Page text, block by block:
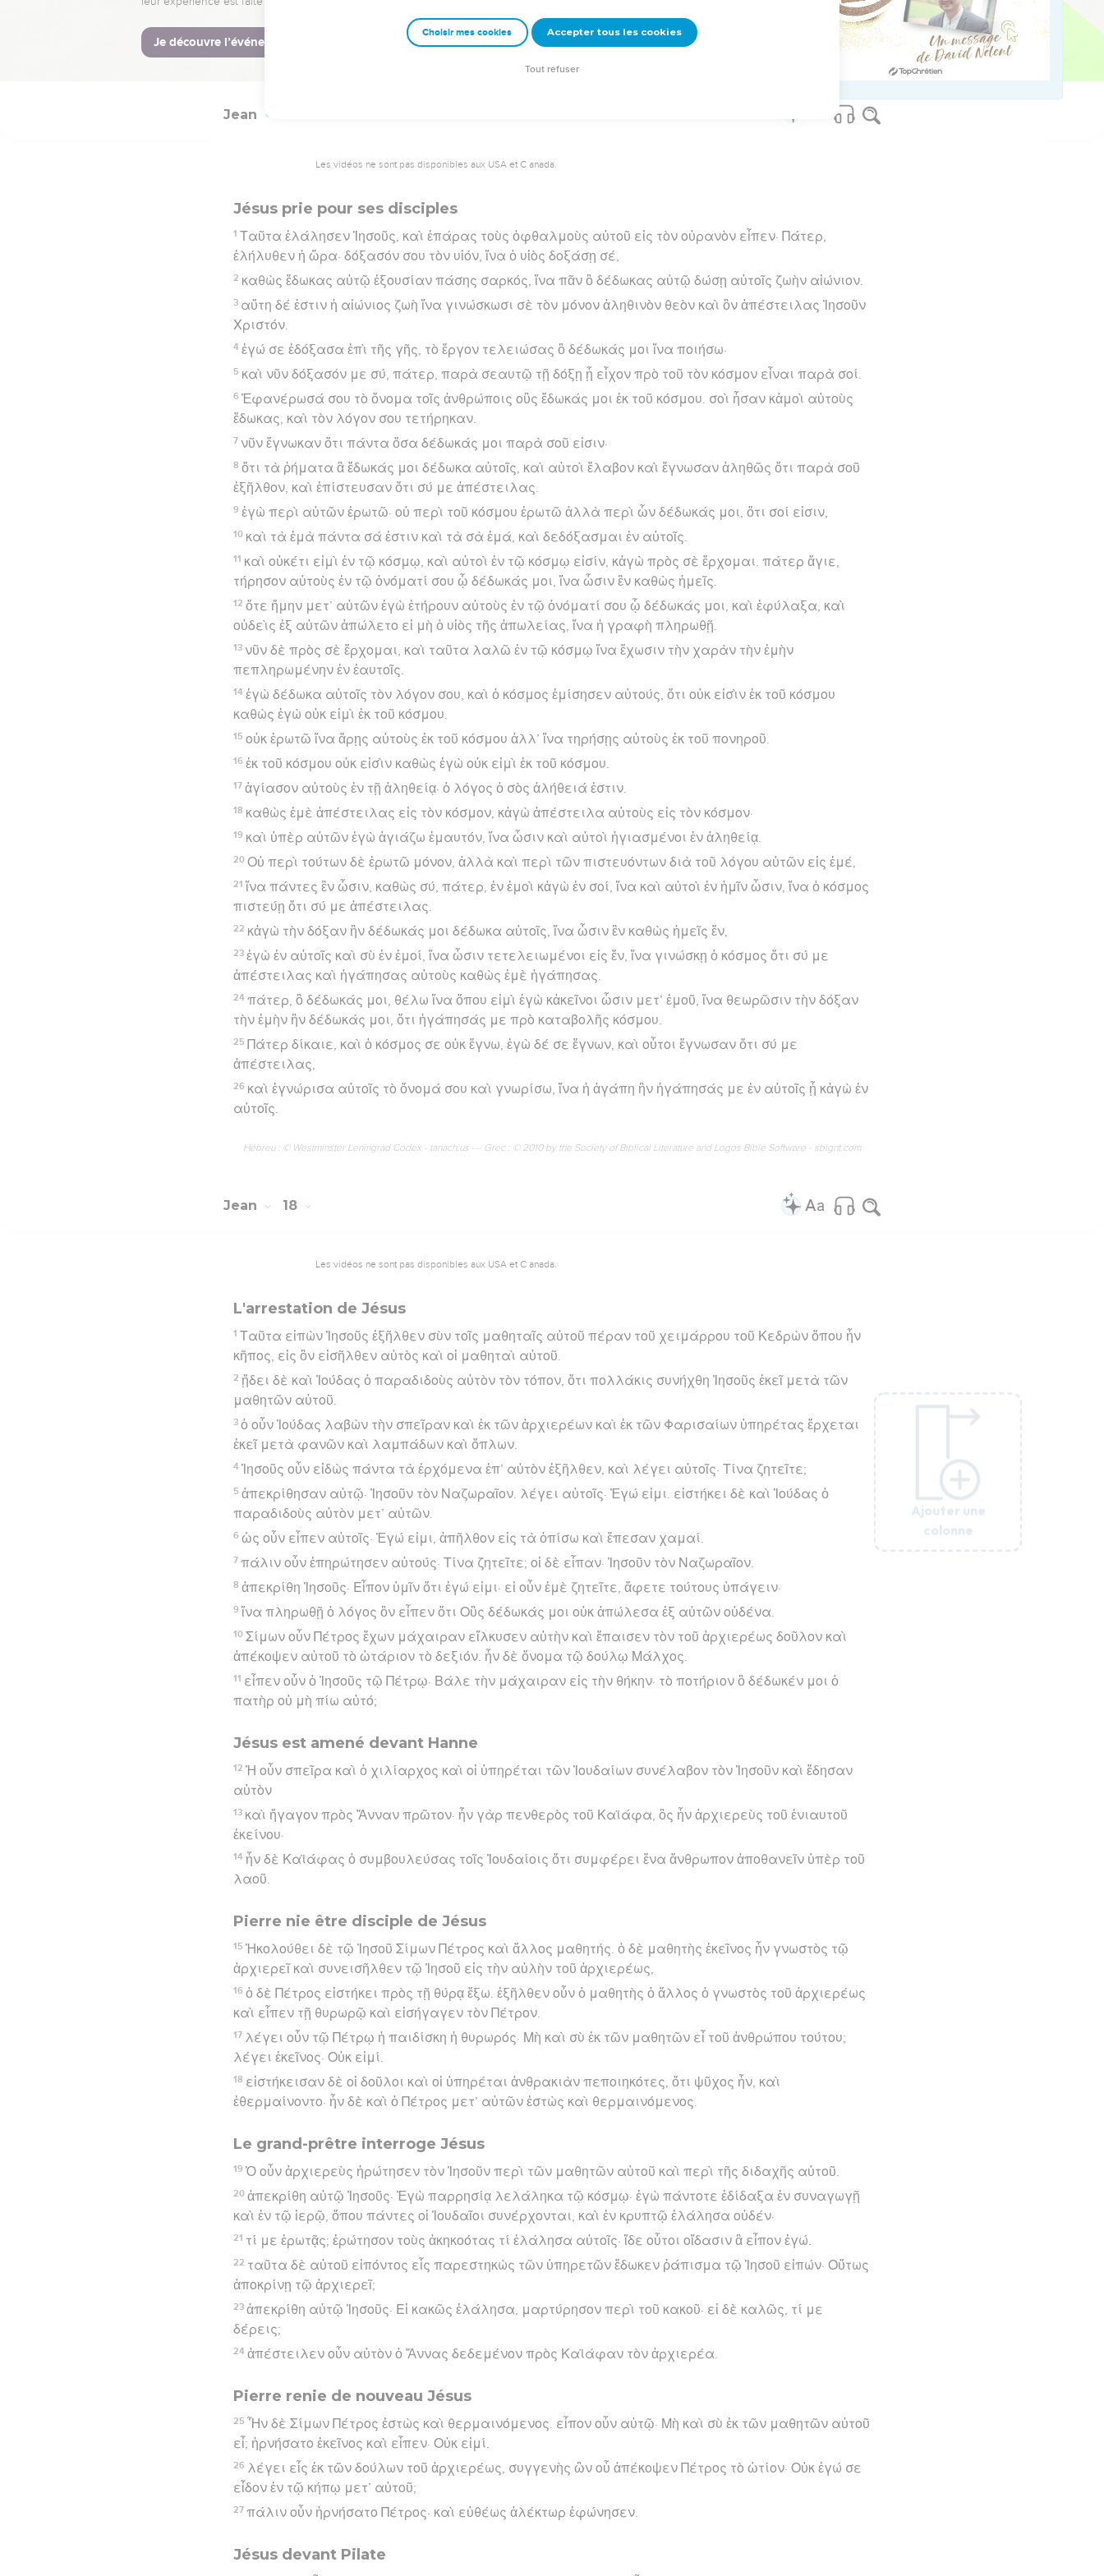
νενίκηκα τὸν κόσμον.
Hébreu : © Westminster Leningrad Codex - tanach.us --- Grec : © 2010 by the Society of Biblical Literature and Logos Bible Software - sblgnt.com
Ajouter une
colonne
Jean
Les vidéos ne sont pas disponibles aux USA et C anada.
Jésus prie pour ses disciples
1 Ταῦτα ἐλάλησεν Ἰησοῦς, καὶ ἐπάρας τοὺς ὀφθαλμοὺς αὐτοῦ εἰς τὸν οὐρανὸν εἶπεν· Πάτερ,
ἐλήλυθεν ἡ ὥρα· δόξασόν σου τὸν υἱόν, ἵνα ὁ υἱὸς δοξάσῃ σέ,
2 καθὼς ἔδωκας αὐτῷ ἐξουσίαν πάσης σαρκός, ἵνα πᾶν ὃ δέδωκας αὐτῷ δώσῃ αὐτοῖς ζωὴν αἰώνιον.
3 αὕτη δέ ἐστιν ἡ αἰώνιος ζωὴ ἵνα γινώσκωσι σὲ τὸν μόνον ἀληθινὸν θεὸν καὶ ὃν ἀπέστειλας Ἰησοῦν
Χριστόν.
4 ἐγώ σε ἐδόξασα ἐπὶ τῆς γῆς, τὸ ἔργον τελειώσας ὃ δέδωκάς μοι ἵνα ποιήσω·
5 καὶ νῦν δόξασόν με σύ, πάτερ, παρὰ σεαυτῷ τῇ δόξῃ ᾗ εἶχον πρὸ τοῦ τὸν κόσμον εἶναι παρὰ σοί.
6 Ἐφανέρωσά σου τὸ ὄνομα τοῖς ἀνθρώποις οὓς ἔδωκάς μοι ἐκ τοῦ κόσμου. σοὶ ἦσαν κἀμοὶ αὐτοὺς
ἔδωκας, καὶ τὸν λόγον σου τετήρηκαν.
7 νῦν ἔγνωκαν ὅτι πάντα ὅσα δέδωκάς μοι παρὰ σοῦ εἰσιν·
8 ὅτι τὰ ῥήματα ἃ ἔδωκάς μοι δέδωκα αὐτοῖς, καὶ αὐτοὶ ἔλαβον καὶ ἔγνωσαν ἀληθῶς ὅτι παρὰ σοῦ
ἐξῆλθον, καὶ ἐπίστευσαν ὅτι σύ με ἀπέστειλας.
9 ἐγὼ περὶ αὐτῶν ἐρωτῶ· οὐ περὶ τοῦ κόσμου ἐρωτῶ ἀλλὰ περὶ ὧν δέδωκάς μοι, ὅτι σοί εἰσιν,
10 καὶ τὰ ἐμὰ πάντα σά ἐστιν καὶ τὰ σὰ ἐμά, καὶ δεδόξασμαι ἐν αὐτοῖς.
11 καὶ οὐκέτι εἰμὶ ἐν τῷ κόσμῳ, καὶ αὐτοὶ ἐν τῷ κόσμῳ εἰσίν, κἀγὼ πρὸς σὲ ἔρχομαι. πάτερ ἅγιε,
τήρησον αὐτοὺς ἐν τῷ ὀνόματί σου ᾧ δέδωκάς μοι, ἵνα ὦσιν ἓν καθὼς ἡμεῖς.
12 ὅτε ἤμην μετ’ αὐτῶν ἐγὼ ἐτήρουν αὐτοὺς ἐν τῷ ὀνόματί σου ᾧ δέδωκάς μοι, καὶ ἐφύλαξα, καὶ
οὐδεὶς ἐξ αὐτῶν ἀπώλετο εἰ μὴ ὁ υἱὸς τῆς ἀπωλείας, ἵνα ἡ γραφὴ πληρωθῇ.
13 νῦν δὲ πρὸς σὲ ἔρχομαι, καὶ ταῦτα λαλῶ ἐν τῷ κόσμῳ ἵνα ἔχωσιν τὴν χαρὰν τὴν ἐμὴν
πεπληρωμένην ἐν ἑαυτοῖς.
14 ἐγὼ δέδωκα αὐτοῖς τὸν λόγον σου, καὶ ὁ κόσμος ἐμίσησεν αὐτούς, ὅτι οὐκ εἰσὶν ἐκ τοῦ κόσμου
καθὼς ἐγὼ οὐκ εἰμὶ ἐκ τοῦ κόσμου.
15 οὐκ ἐρωτῶ ἵνα ἄρῃς αὐτοὺς ἐκ τοῦ κόσμου ἀλλ’ ἵνα τηρήσῃς αὐτοὺς ἐκ τοῦ πονηροῦ.
16 ἐκ τοῦ κόσμου οὐκ εἰσὶν καθὼς ἐγὼ οὐκ εἰμὶ ἐκ τοῦ κόσμου.
17 ἁγίασον αὐτοὺς ἐν τῇ ἀληθείᾳ· ὁ λόγος ὁ σὸς ἀλήθειά ἐστιν.
18 καθὼς ἐμὲ ἀπέστειλας εἰς τὸν κόσμον, κἀγὼ ἀπέστειλα αὐτοὺς εἰς τὸν κόσμον·
19 καὶ ὑπὲρ αὐτῶν ἐγὼ ἁγιάζω ἐμαυτόν, ἵνα ὦσιν καὶ αὐτοὶ ἡγιασμένοι ἐν ἀληθείᾳ.
20 Οὐ περὶ τούτων δὲ ἐρωτῶ μόνον, ἀλλὰ καὶ περὶ τῶν πιστευόντων διὰ τοῦ λόγου αὐτῶν εἰς ἐμέ,
21 ἵνα πάντες ἓν ὦσιν, καθὼς σύ, πάτερ, ἐν ἐμοὶ κἀγὼ ἐν σοί, ἵνα καὶ αὐτοὶ ἐν ἡμῖν ὦσιν, ἵνα ὁ κόσμος
πιστεύῃ ὅτι σύ με ἀπέστειλας.
22 κἀγὼ τὴν δόξαν ἣν δέδωκάς μοι δέδωκα αὐτοῖς, ἵνα ὦσιν ἓν καθὼς ἡμεῖς ἕν,
23 ἐγὼ ἐν αὐτοῖς καὶ σὺ ἐν ἐμοί, ἵνα ὦσιν τετελειωμένοι εἰς ἕν, ἵνα γινώσκῃ ὁ κόσμος ὅτι σύ με
ἀπέστειλας καὶ ἠγάπησας αὐτοὺς καθὼς ἐμὲ ἠγάπησας.
24 πάτερ, ὃ δέδωκάς μοι, θέλω ἵνα ὅπου εἰμὶ ἐγὼ κἀκεῖνοι ὦσιν μετ’ ἐμοῦ, ἵνα θεωρῶσιν τὴν δόξαν
τὴν ἐμὴν ἣν δέδωκάς μοι, ὅτι ἠγάπησάς με πρὸ καταβολῆς κόσμου.
25 Πάτερ δίκαιε, καὶ ὁ κόσμος σε οὐκ ἔγνω, ἐγὼ δέ σε ἔγνων, καὶ οὗτοι ἔγνωσαν ὅτι σύ με
ἀπέστειλας,
26 καὶ ἐγνώρισα αὐτοῖς τὸ ὄνομά σου καὶ γνωρίσω, ἵνα ἡ ἀγάπη ἣν ἠγάπησάς με ἐν αὐτοῖς ᾖ κἀγὼ ἐν
αὐτοῖς.
Hébreu : © Westminster Leningrad Codex - tanach.us --- Grec : © 2010 by the Society of Biblical Literature and Logos Bible Software - sblgnt.com
Ajouter une
colonne
Jean 18
Les vidéos ne sont pas disponibles aux USA et C anada.
L'arrestation de Jésus
1 Ταῦτα εἰπὼν Ἰησοῦς ἐξῆλθεν σὺν τοῖς μαθηταῖς αὐτοῦ πέραν τοῦ χειμάρρου τοῦ Κεδρὼν ὅπου ἦν
κῆπος, εἰς ὃν εἰσῆλθεν αὐτὸς καὶ οἱ μαθηταὶ αὐτοῦ.
2 ᾔδει δὲ καὶ Ἰούδας ὁ παραδιδοὺς αὐτὸν τὸν τόπον, ὅτι πολλάκις συνήχθη Ἰησοῦς ἐκεῖ μετὰ τῶν
μαθητῶν αὐτοῦ.
3 ὁ οὖν Ἰούδας λαβὼν τὴν σπεῖραν καὶ ἐκ τῶν ἀρχιερέων καὶ ἐκ τῶν Φαρισαίων ὑπηρέτας ἔρχεται
ἐκεῖ μετὰ φανῶν καὶ λαμπάδων καὶ ὅπλων.
4 Ἰησοῦς οὖν εἰδὼς πάντα τὰ ἐρχόμενα ἐπ’ αὐτὸν ἐξῆλθεν, καὶ λέγει αὐτοῖς· Τίνα ζητεῖτε;
5 ἀπεκρίθησαν αὐτῷ· Ἰησοῦν τὸν Ναζωραῖον. λέγει αὐτοῖς· Ἐγώ εἰμι. εἱστήκει δὲ καὶ Ἰούδας ὁ
παραδιδοὺς αὐτὸν μετ’ αὐτῶν.
6 ὡς οὖν εἶπεν αὐτοῖς· Ἐγώ εἰμι, ἀπῆλθον εἰς τὰ ὀπίσω καὶ ἔπεσαν χαμαί.
7 πάλιν οὖν ἐπηρώτησεν αὐτούς· Τίνα ζητεῖτε; οἱ δὲ εἶπαν· Ἰησοῦν τὸν Ναζωραῖον.
8 ἀπεκρίθη Ἰησοῦς· Εἶπον ὑμῖν ὅτι ἐγώ εἰμι· εἰ οὖν ἐμὲ ζητεῖτε, ἄφετε τούτους ὑπάγειν·
9 ἵνα πληρωθῇ ὁ λόγος ὃν εἶπεν ὅτι Οὓς δέδωκάς μοι οὐκ ἀπώλεσα ἐξ αὐτῶν οὐδένα.
10 Σίμων οὖν Πέτρος ἔχων μάχαιραν εἵλκυσεν αὐτὴν καὶ ἔπαισεν τὸν τοῦ ἀρχιερέως δοῦλον καὶ
ἀπέκοψεν αὐτοῦ τὸ ὠτάριον τὸ δεξιόν. ἦν δὲ ὄνομα τῷ δούλῳ Μάλχος.
11 εἶπεν οὖν ὁ Ἰησοῦς τῷ Πέτρῳ· Βάλε τὴν μάχαιραν εἰς τὴν θήκην· τὸ ποτήριον ὃ δέδωκέν μοι ὁ
πατὴρ οὐ μὴ πίω αὐτό;
Jésus est amené devant Hanne
12 Ἡ οὖν σπεῖρα καὶ ὁ χιλίαρχος καὶ οἱ ὑπηρέται τῶν Ἰουδαίων συνέλαβον τὸν Ἰησοῦν καὶ ἔδησαν
αὐτὸν
13 καὶ ἤγαγον πρὸς Ἅνναν πρῶτον· ἦν γὰρ πενθερὸς τοῦ Καϊάφα, ὃς ἦν ἀρχιερεὺς τοῦ ἐνιαυτοῦ
ἐκείνου·
14 ἦν δὲ Καϊάφας ὁ συμβουλεύσας τοῖς Ἰουδαίοις ὅτι συμφέρει ἕνα ἄνθρωπον ἀποθανεῖν ὑπὲρ τοῦ
λαοῦ.
Pierre nie être disciple de Jésus
15 Ἠκολούθει δὲ τῷ Ἰησοῦ Σίμων Πέτρος καὶ ἄλλος μαθητής. ὁ δὲ μαθητὴς ἐκεῖνος ἦν γνωστὸς τῷ
ἀρχιερεῖ καὶ συνεισῆλθεν τῷ Ἰησοῦ εἰς τὴν αὐλὴν τοῦ ἀρχιερέως,
16 ὁ δὲ Πέτρος εἱστήκει πρὸς τῇ θύρᾳ ἔξω. ἐξῆλθεν οὖν ὁ μαθητὴς ὁ ἄλλος ὁ γνωστὸς τοῦ ἀρχιερέως
καὶ εἶπεν τῇ θυρωρῷ καὶ εἰσήγαγεν τὸν Πέτρον.
17 λέγει οὖν τῷ Πέτρῳ ἡ παιδίσκη ἡ θυρωρός· Μὴ καὶ σὺ ἐκ τῶν μαθητῶν εἶ τοῦ ἀνθρώπου τούτου;
λέγει ἐκεῖνος· Οὐκ εἰμί.
18 εἱστήκεισαν δὲ οἱ δοῦλοι καὶ οἱ ὑπηρέται ἀνθρακιὰν πεποιηκότες, ὅτι ψῦχος ἦν, καὶ
ἐθερμαίνοντο· ἦν δὲ καὶ ὁ Πέτρος μετ’ αὐτῶν ἑστὼς καὶ θερμαινόμενος.
Le grand-prêtre interroge Jésus
19 Ὁ οὖν ἀρχιερεὺς ἠρώτησεν τὸν Ἰησοῦν περὶ τῶν μαθητῶν αὐτοῦ καὶ περὶ τῆς διδαχῆς αὐτοῦ.
20 ἀπεκρίθη αὐτῷ Ἰησοῦς· Ἐγὼ παρρησίᾳ λελάληκα τῷ κόσμῳ· ἐγὼ πάντοτε ἐδίδαξα ἐν συναγωγῇ
καὶ ἐν τῷ ἱερῷ, ὅπου πάντες οἱ Ἰουδαῖοι συνέρχονται, καὶ ἐν κρυπτῷ ἐλάλησα οὐδέν·
21 τί με ἐρωτᾷς; ἐρώτησον τοὺς ἀκηκοότας τί ἐλάλησα αὐτοῖς· ἴδε οὗτοι οἴδασιν ἃ εἶπον ἐγώ.
22 ταῦτα δὲ αὐτοῦ εἰπόντος εἷς παρεστηκὼς τῶν ὑπηρετῶν ἔδωκεν ῥάπισμα τῷ Ἰησοῦ εἰπών· Οὕτως
ἀποκρίνῃ τῷ ἀρχιερεῖ;
23 ἀπεκρίθη αὐτῷ Ἰησοῦς· Εἰ κακῶς ἐλάλησα, μαρτύρησον περὶ τοῦ κακοῦ· εἰ δὲ καλῶς, τί με
δέρεις;
24 ἀπέστειλεν οὖν αὐτὸν ὁ Ἅννας δεδεμένον πρὸς Καϊάφαν τὸν ἀρχιερέα.
Pierre renie de nouveau Jésus
25 Ἦν δὲ Σίμων Πέτρος ἑστὼς καὶ θερμαινόμενος. εἶπον οὖν αὐτῷ· Μὴ καὶ σὺ ἐκ τῶν μαθητῶν αὐτοῦ
εἶ; ἠρνήσατο ἐκεῖνος καὶ εἶπεν· Οὐκ εἰμί.
26 λέγει εἷς ἐκ τῶν δούλων τοῦ ἀρχιερέως, συγγενὴς ὢν οὗ ἀπέκοψεν Πέτρος τὸ ὠτίον· Οὐκ ἐγώ σε
εἶδον ἐν τῷ κήπῳ μετ’ αὐτοῦ;
27 πάλιν οὖν ἠρνήσατο Πέτρος· καὶ εὐθέως ἀλέκτωρ ἐφώνησεν.
Jésus devant Pilate
Ajouter une
colonne
Ajouter une
colonne
Ajouter une
colonne
Choisir mes cookies Accepter tous les cookies
Tout refuser